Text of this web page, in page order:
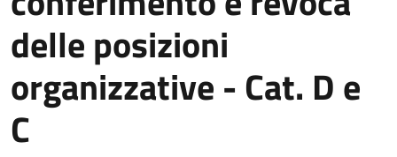
delle posizioni
organizzative - Cat. D e
C